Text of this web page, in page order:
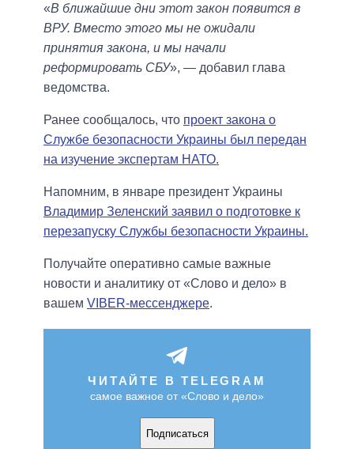
«В ближайшие дни этот закон появится в
ВРУ. Вместо этого мы не ожидали
принятия закона, и мы начали
реформировать СБУ», — добавил глава
ведомства.
Ранее сообщалось, что проект закона о
Службе безопасности Украины был передан
на изучение экспертам НАТО.
Напомним, в январе президент Украины
Владимир Зеленский заявил о подготовке к
перезапуску Службы безопасности Украины.
Получайте оперативно самые важные
новости и аналитику от «Слово и дело» в
вашем VIBER-мессенджере.
ЧИТАЙТЕ В TELEGRAM
самое важное от «Слово и дело»
Подписаться